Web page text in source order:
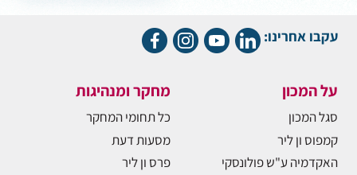
עקבו אחרינו:
על המכון
סגל המכון
קמפוס ון ליר
האקדמיה ע"ש פולונסקי
מחקר ומנהיגות
כל תחומי המחקר
מסעות דעת
פרס ון ליר